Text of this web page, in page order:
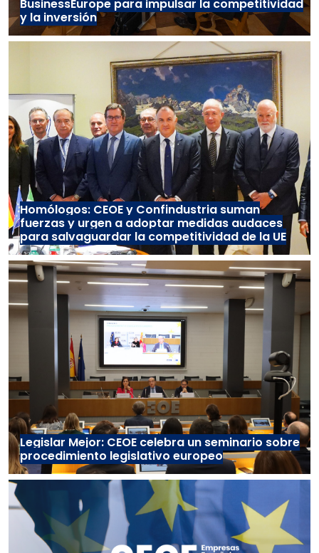
BusinessEurope para impulsar la competitividad
y la inversión
Homólogos: CEOE y Confindustria suman
fuerzas y urgen a adoptar medidas audaces
para salvaguardar la competitividad de la UE
Legislar Mejor: CEOE celebra un seminario sobre
procedimiento legislativo europeo